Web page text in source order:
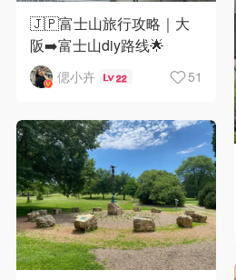
🇯🇵富士山旅行攻略｜大
阪➡️富士山diy路线🌟
偲小卉 22 51